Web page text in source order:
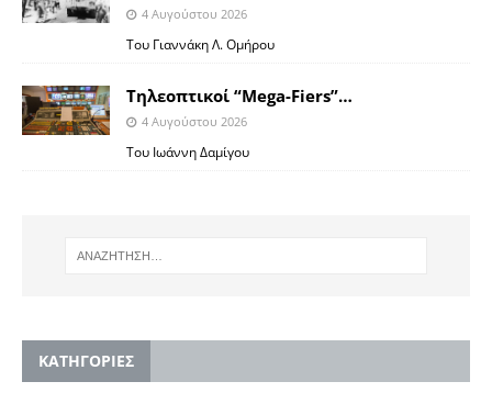
4 Αυγούστου 2026
Toυ Γιαννάκη Λ. Ομήρου
Tηλεοπτικοί “Mega-Fiers”…
4 Αυγούστου 2026
Toυ Ιωάννη Δαμίγου
KΑΤΗΓΟΡΙΕΣ